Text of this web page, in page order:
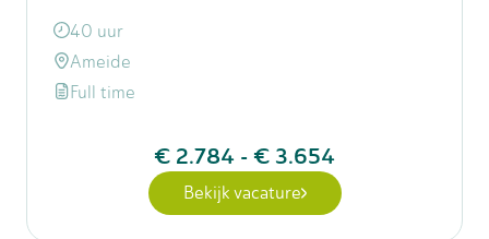
40 uur
Ameide
Full time
€ 2.784 - € 3.654
Bekijk vacature